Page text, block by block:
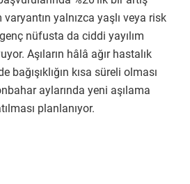
yalnızca yaşlı veya risk
nüfusta da ciddi yayılım
Aşıların hâlâ ağır hastalık
bağışıklığın kısa süreli olması
aylarında yeni aşılama
planlanıyor.